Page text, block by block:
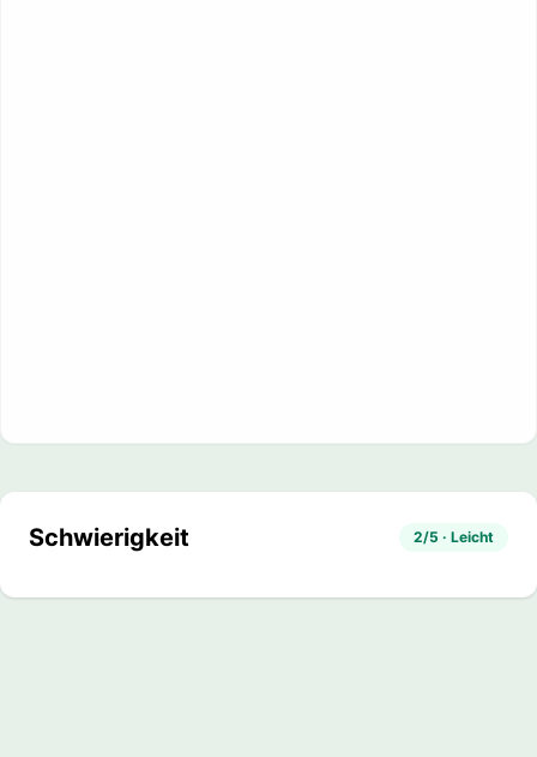
Schwierigkeit 2/5 · Leicht